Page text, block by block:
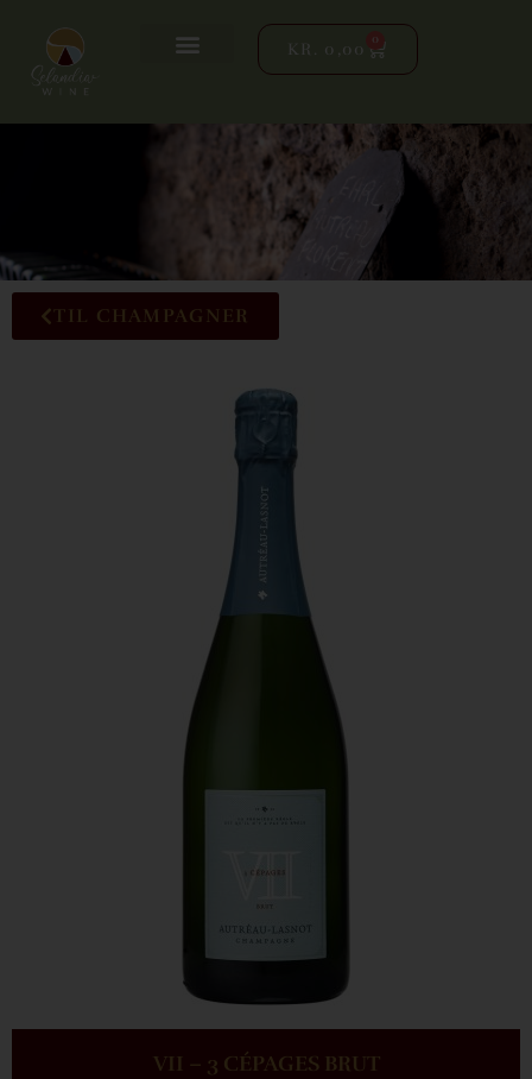
KR. 0,00 0
TIL CHAMPAGNER
VII – 3 CÉPAGES BRUT